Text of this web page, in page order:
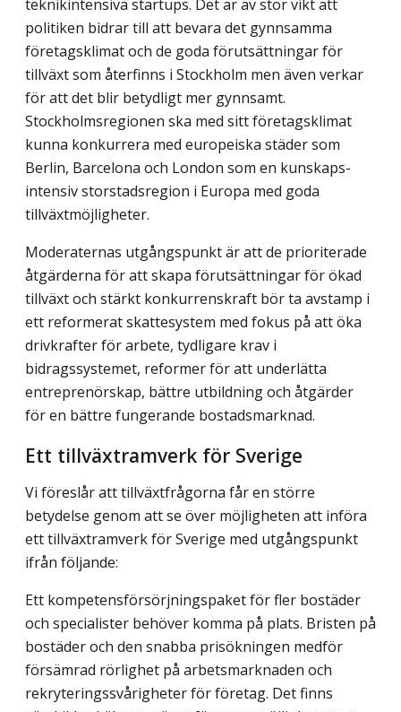
teknikintensiva startups. Det är av stor vikt att
politiken bidrar till att bevara det gynnsamma
företagsklimat och de goda förut­sättningar för
tillväxt som återfinns i Stockholm men även verkar
för att det blir betydligt mer gynnsamt.
Stockholmsregionen ska med sitt företagsklimat
kunna konkurrera med europeiska städer som
Berlin, Barcelona och London som en kunskaps­
intensiv storstadsregion i Europa med goda
tillväxtmöjligheter.
Moderaternas utgångspunkt är att de prioriterade
åtgärderna för att skapa förutsättningar för ökad
tillväxt och stärkt konkurrenskraft bör ta avstamp i
ett reformerat skattesystem med fokus på att öka
drivkrafter för arbete, tydligare krav i
bidragssystemet, reformer för att underlätta
entreprenörskap, bättre utbildning och åtgärder
för en bättre fungerande bostadsmarknad.
Ett tillväxtramverk för Sverige
Vi föreslår att tillväxtfrågorna får en större
betydelse genom att se över möjligheten att införa
ett tillväxtramverk för Sverige med utgångspunkt
ifrån följande:
Ett kompetensförsörjningspaket för fler bostäder
och specialister behöver komma på plats. Bristen på
bostäder och den snabba prisökningen medför
försämrad rörlighet på arbetsmarknaden och
rekryteringssvårigheter för företag. Det finns